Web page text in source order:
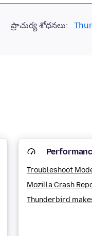
ప్రాచుర్య శోధనలు:
Troubleshoot
Mozilla Crash
Thunderbird